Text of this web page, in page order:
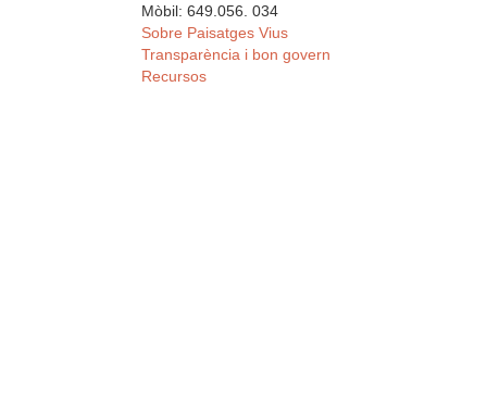
Mòbil: 649.056. 034
Sobre Paisatges Vius
Transparència i bon govern
Recursos